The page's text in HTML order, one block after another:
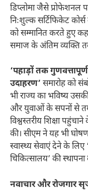
डिप्लोमा जैसे प्रोफेशनल
निःशुल्क सर्टिफिकेट कोर्स
को सम्मानित करते हुए
समाज के अंतिम व्यक्ति
‘पहाड़ों तक
उदाहरण’ समारोह को
भी राज्य का भविष्य
और युवाओं के सपनों से तय
विश्वस्तरीय शिक्षा
की। सीएम ने यह भी
स्वास्थ्य सेवाएं देने के
चिकित्सालय’ की
नवाचार और रोजगार